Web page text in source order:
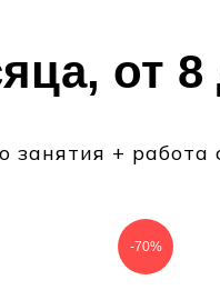
от 8
занятия + работа
-70%